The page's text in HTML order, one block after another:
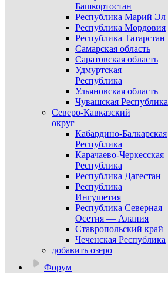
Башкортостан
Республика Марий Эл
Республика Мордовия
Республика Татарстан
Самарская область
Саратовская область
Удмуртская
Республика
Ульяновская область
Чувашская Республика
Северо-Кавказский
округ
Кабардино-Балкарская
Республика
Карачаево-Черкесская
Республика
Республика Дагестан
Республика
Ингушетия
Республика Северная
Осетия — Алания
Ставропольский край
Чеченская Республика
добавить озеро
Форум